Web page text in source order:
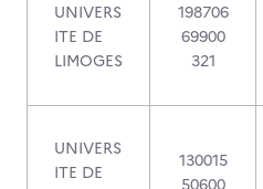
UNIVERS
ITE DE
LIMOGES
198706
69900
321
UNIVERS
ITE DE
130015